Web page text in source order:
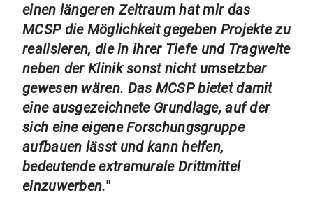
Die Stelle des Antragstellers am LMU Klinikum
wird für12 Monate in Vollzeitfinanziert. Die
Verwendung der Mittel ist als Vollzeit-, Teilzeit-
oder Kombimodell möglich. Die Programmdauer
ist an das jeweilige Modell gekoppelt.
Biometrie und Epidemiologie, Statistik,
evidenzbasierte Medizin, gute
wissenschaftliche Praxis, ärztliche
Entscheidungswege und Kompetenzen, Ethik
in der klinischen Forschung,
facharztspezifische Fortbildungen oder die
Prüfarztbefähigung.
Persönliche Weiterbildung (ca. 8 Stunden p.a.)
In den Bereich der
laufbahn-/ebenenspezifischen
Schlüsselqualifikationen fallen
Weiterbildungsangebote wie z.B. zum Erwerb
einen längeren Zeitraum hat mir das
MCSP die Möglichkeit gegeben Projekte zu
realisieren, die in ihrer Tiefe und Tragweite
neben der Klinik sonst nicht umsetzbar
gewesen wären. Das MCSP bietet damit
eine ausgezeichnete Grundlage, auf der
sich eine eigene Forschungsgruppe
aufbauen lässt und kann helfen,
bedeutende extramurale Drittmittel
einzuwerben."